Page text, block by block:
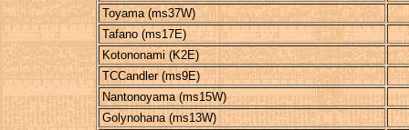
Toyama (ms37W)
Tafano (ms17E)
Kotononami (K2E)
TCCandler (ms9E)
Nantonoyama (ms15W)
Golynohana (ms13W)